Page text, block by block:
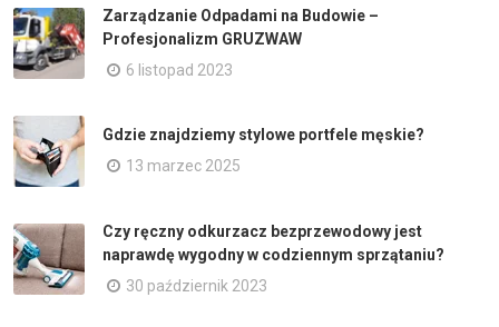
Zarządzanie Odpadami na Budowie –
Profesjonalizm GRUZWAW
6 listopad 2023
Gdzie znajdziemy stylowe portfele męskie?
13 marzec 2025
Czy ręczny odkurzacz bezprzewodowy jest
naprawdę wygodny w codziennym sprzątaniu?
30 październik 2023